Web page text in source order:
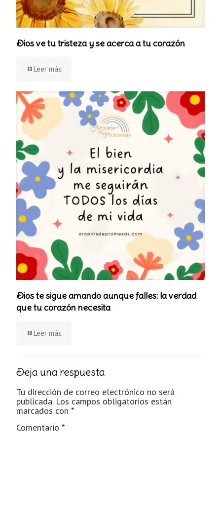
Dios ve tu tristeza y se acerca a tu corazón
Leer más
Dios te sigue amando aunque falles: la verdad
que tu corazón necesita
Leer más
Deja una respuesta
Tu dirección de correo electrónico no será
publicada. Los campos obligatorios están
marcados con *
Comentario *